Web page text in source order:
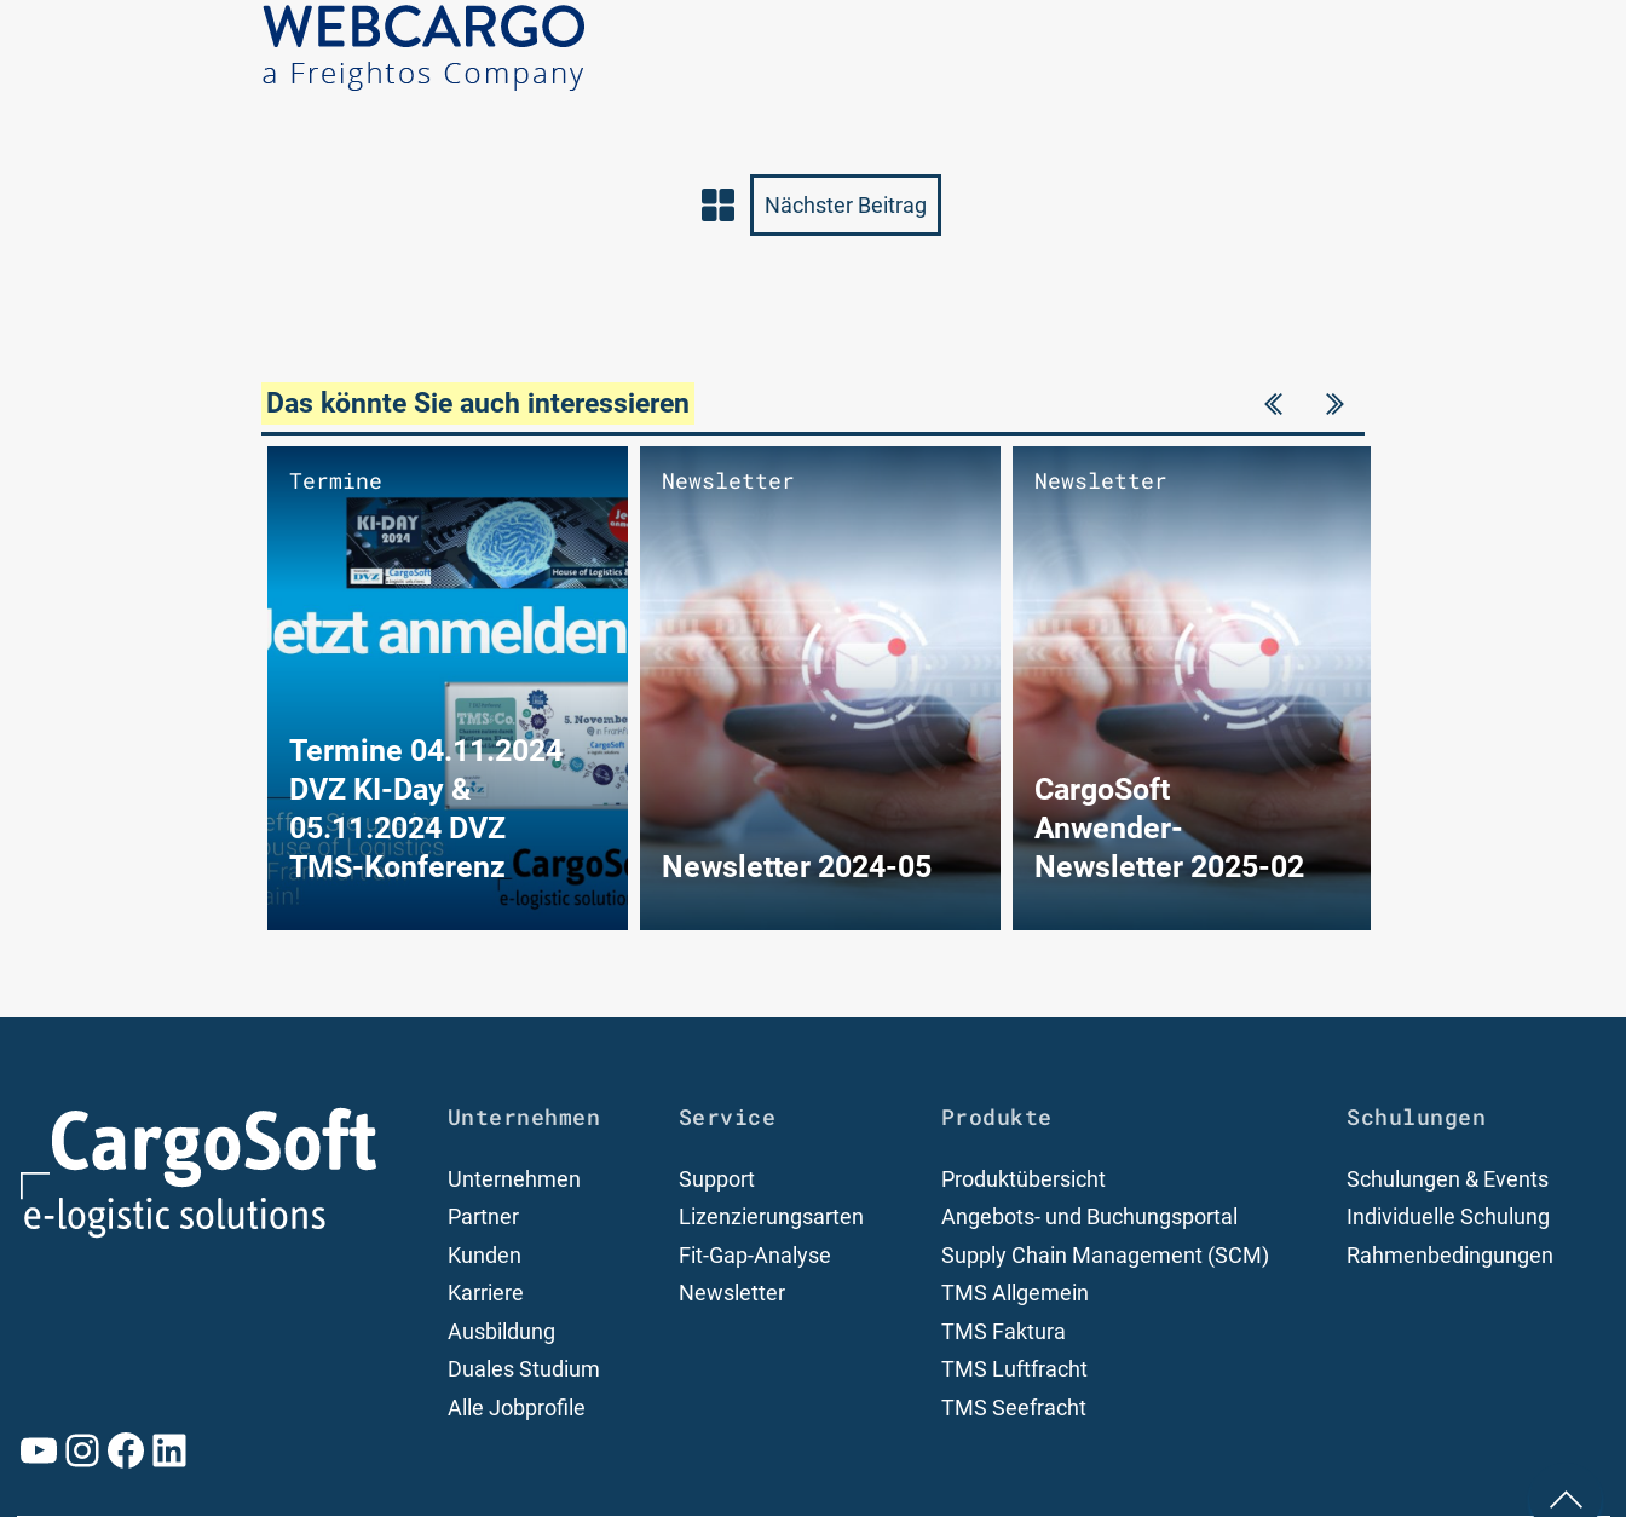
Nächster Beitrag
Das könnte Sie auch interessieren
Termine
Termine 04.11.2024
DVZ KI-Day &
05.11.2024 DVZ
TMS-Konferenz
Newsletter
Newsletter 2024-05
Newsletter
CargoSoft
Anwender-
Newsletter 2025-02
YouTube
Instagram
Facebook
LinkedIn
Unternehmen
Unternehmen
Partner
Kunden
Karriere
Ausbildung
Duales Studium
Alle Jobprofile
Service
Support
Lizenzierungsarten
Fit-Gap-Analyse
Newsletter
Produkte
Produktübersicht
Angebots- und Buchungsportal
Supply Chain Management (SCM)
TMS Allgemein
TMS Faktura
TMS Luftfracht
TMS Seefracht
Schulungen
Schulungen & Events
Individuelle Schulung
Rahmenbedingungen